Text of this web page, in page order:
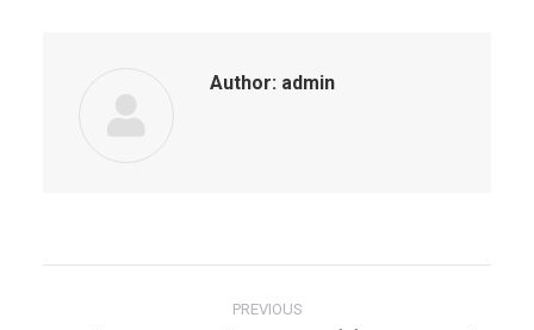
Author: admin
PREVIOUS